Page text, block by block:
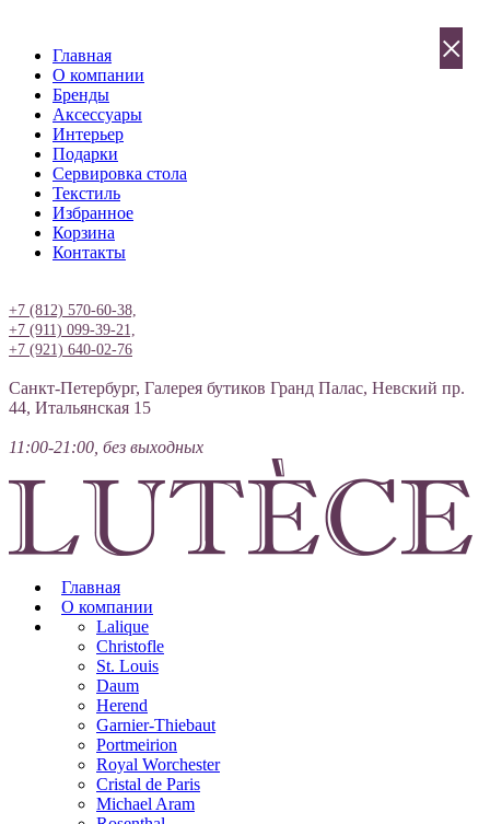
Главная
О компании
Бренды
Аксессуары
Интерьер
Подарки
Сервировка стола
Текстиль
Избранное
Корзина
Контакты
+7 (812) 570-60-38,
+7 (911) 099-39-21,
+7 (921) 640-02-76
Санкт-Петербург, Галерея бутиков Гранд Палас, Невский пр.
44, Итальянская 15
11:00-21:00, без выходных
Главная
О компании
Lalique
Christofle
St. Louis
Daum
Herend
Garnier-Thiebaut
Portmeirion
Royal Worchester
Cristal de Paris
Michael Aram
×